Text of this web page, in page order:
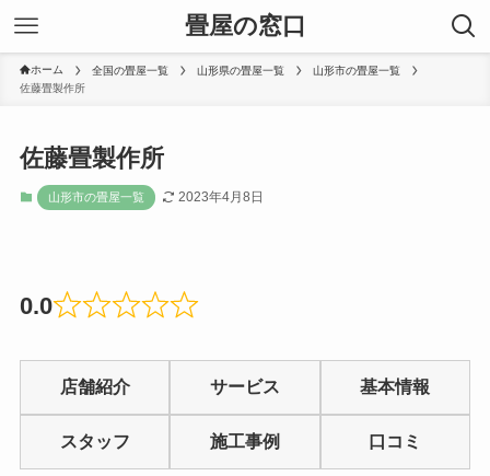
畳屋の窓口
ホーム 全国の畳屋一覧 山形県の畳屋一覧
山形市の畳屋一覧
佐藤畳製作所
佐藤畳製作所
山形市の畳屋一覧 2023年4月8日
0.0
Rated
0
out
5
店舗紹介 サービス 基本情報
スタッフ 施工事例 口コミ